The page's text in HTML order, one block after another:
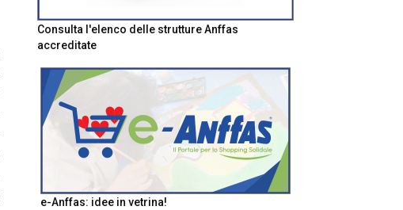
Consulta l'elenco delle strutture Anffas
accreditate
e-Anffas: idee in vetrina!